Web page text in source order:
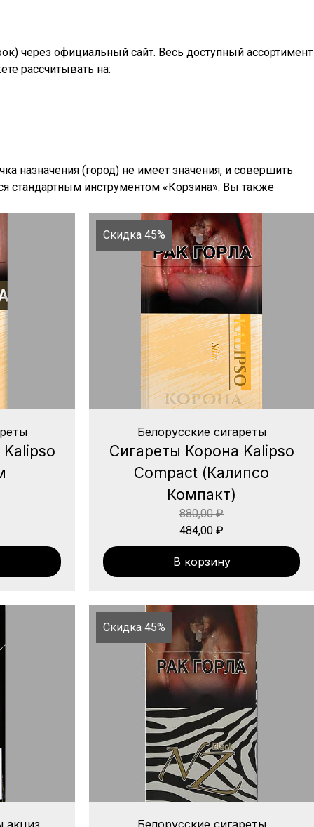
через официальный сайт. Весь доступный ассортимент
рассчитывать на:
(город) не имеет значения, и совершить
стандартным инструментом «Корзина». Вы также
Скидка 45%
Белорусские сигареты
Сигареты Корона Kalipso
Compact (Калипсо
Компакт)
880,00₽
484,00 ₽
В корзину
акциз
Скидка 45%
Белорусские сигареты